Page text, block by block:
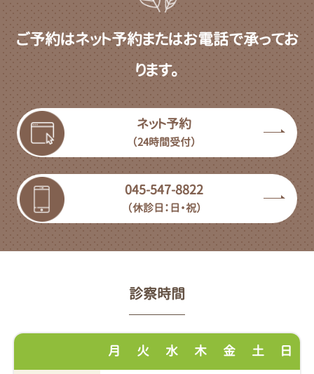
ご予約はネット予約またはお電話で承ってお
ります。
ネット予約
（24時間受付）
045-547-8822
（休診日：日・祝）
診察時間
月 火 水 木 金 土 日